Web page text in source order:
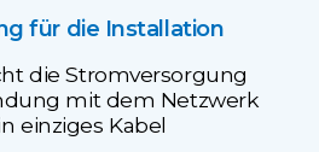
für die Installation
die Stromversorgung
mit dem Netzwerk
einziges Kabel